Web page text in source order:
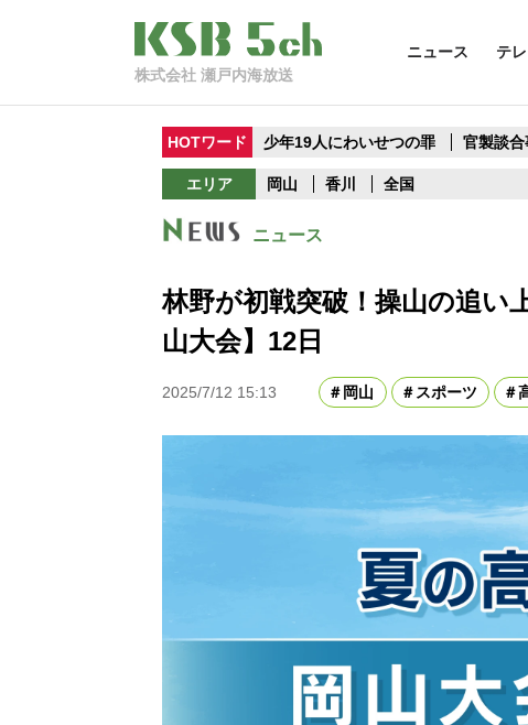
株式会社 瀬戸内海放送
ニュース テ
HOTワード 少年19人にわいせつの罪 官製談
エリア 岡山 香川 全国
ニュース
林野が初戦突破！操山の追い
山大会】12日
2025/7/12 15:13 岡山 スポーツ